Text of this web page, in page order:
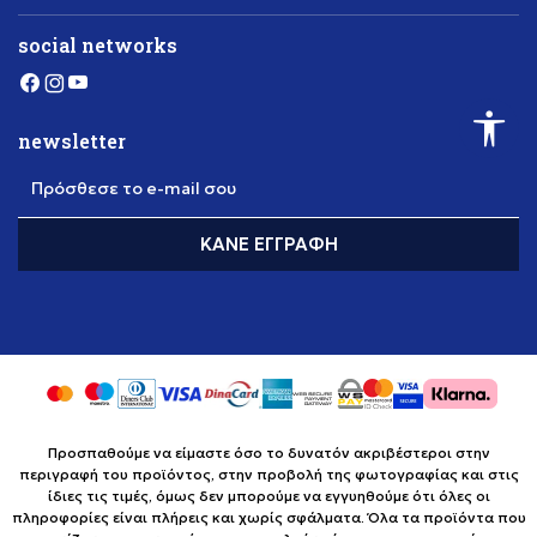
social networks
newsletter
Πρόσθεσε το e-mail σου
ΚΆΝΕ ΕΓΓΡΑΦΉ
Προσπαθούμε να είμαστε όσο το δυνατόν ακριβέστεροι στην
περιγραφή του προϊόντος, στην προβολή της φωτογραφίας και στις
ίδιες τις τιμές, όμως δεν μπορούμε να εγγυηθούμε ότι όλες οι
πληροφορίες είναι πλήρεις και χωρίς σφάλματα. Όλα τα προϊόντα που